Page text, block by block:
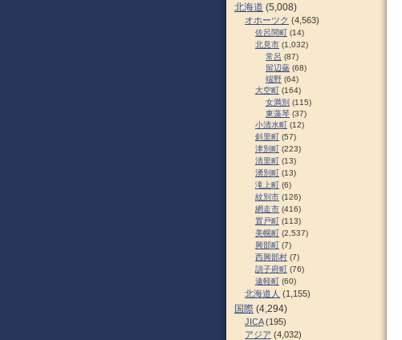
北海道 (5,008)
オホーツク (4,563)
佐呂間町 (14)
北見市 (1,032)
常呂 (87)
留辺蘂 (68)
端野 (64)
大空町 (164)
女満別 (115)
東藻琴 (37)
小清水町 (12)
斜里町 (57)
津別町 (223)
清里町 (13)
湧別町 (13)
滝上町 (6)
紋別市 (126)
網走市 (416)
置戸町 (113)
美幌町 (2,537)
興部町 (7)
西興部村 (7)
訓子府町 (76)
遠軽町 (60)
北海道人 (1,155)
国際 (4,294)
JICA(195)
アジア (4,032)